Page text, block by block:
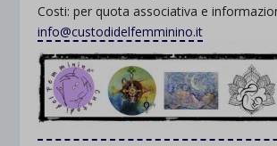
Costi: per quota associativa e
info@custodidelfemminino.it